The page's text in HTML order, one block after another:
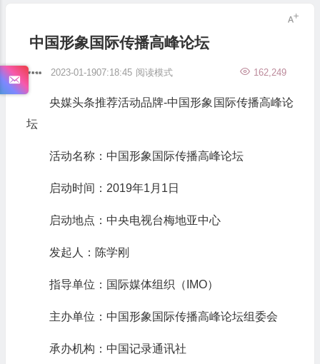
中国形象国际传播高峰论坛
2023-01-1907:18:45 162,249
阅读模式
央媒头条推荐活动品牌-中国形象国际传播高峰论
坛
活动名称：中国形象国际传播高峰论坛
启动时间：2019年1月1日
启动地点：中央电视台梅地亚中心
发起人：陈学刚
指导单位：国际媒体组织（IMO）
主办单位：中国形象国际传播高峰论坛组委会
承办机构：中国记录通讯社